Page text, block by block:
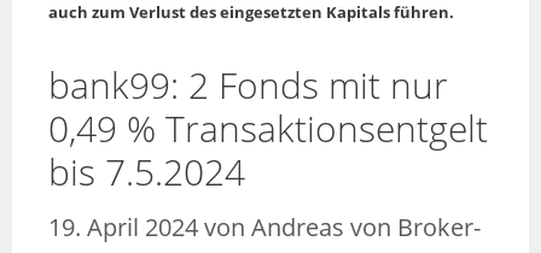
auch zum Verlust des eingesetzten Kapitals führen.
bank99: 2 Fonds mit nur
0,49 % Transaktionsentgelt
bis 7.5.2024
19. April 2024von Andreas von Broker-